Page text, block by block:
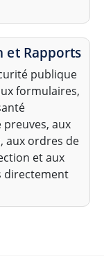
et Rapports
publique
formulaires,
aux
aux ordres de
et aux
directement